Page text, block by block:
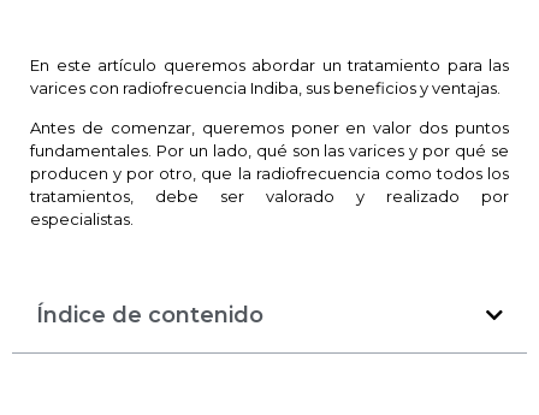
En este artículo queremos abordar un tratamiento para las
varices con radiofrecuencia Indiba, sus beneficios y ventajas.
Antes de comenzar, queremos poner en valor dos puntos
fundamentales. Por un lado, qué son las varices y por qué se
producen y por otro, que la radiofrecuencia como todos los
tratamientos, debe ser valorado y realizado por
especialistas.
Índice de contenido